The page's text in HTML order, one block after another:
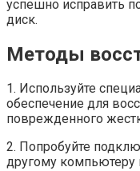
успешно исправить
диск.
Методы
1. Используйте
обеспечение для
поврежденного
2. Попробуйте
другому компьютеру